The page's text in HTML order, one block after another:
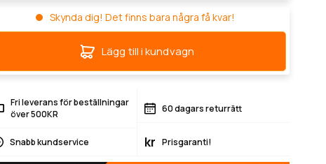
Skynda dig! Det finns bara några få kvar!
Lägg till i kundvagn
Fri leverans för beställningar
över 500KR
60 dagars returrätt
Snabb kundservice kr Prisgaranti!